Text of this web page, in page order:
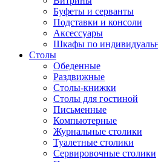
Буфеты и серванты
Подставки и консоли
Аксессуары
Шкафы по
Столы
Обеденные
Раздвижные
Столы-книжки
Столы для гостиной
Письменные
Компьютерные
Журнальные столики
Туалетные столики
Сервировочные столики